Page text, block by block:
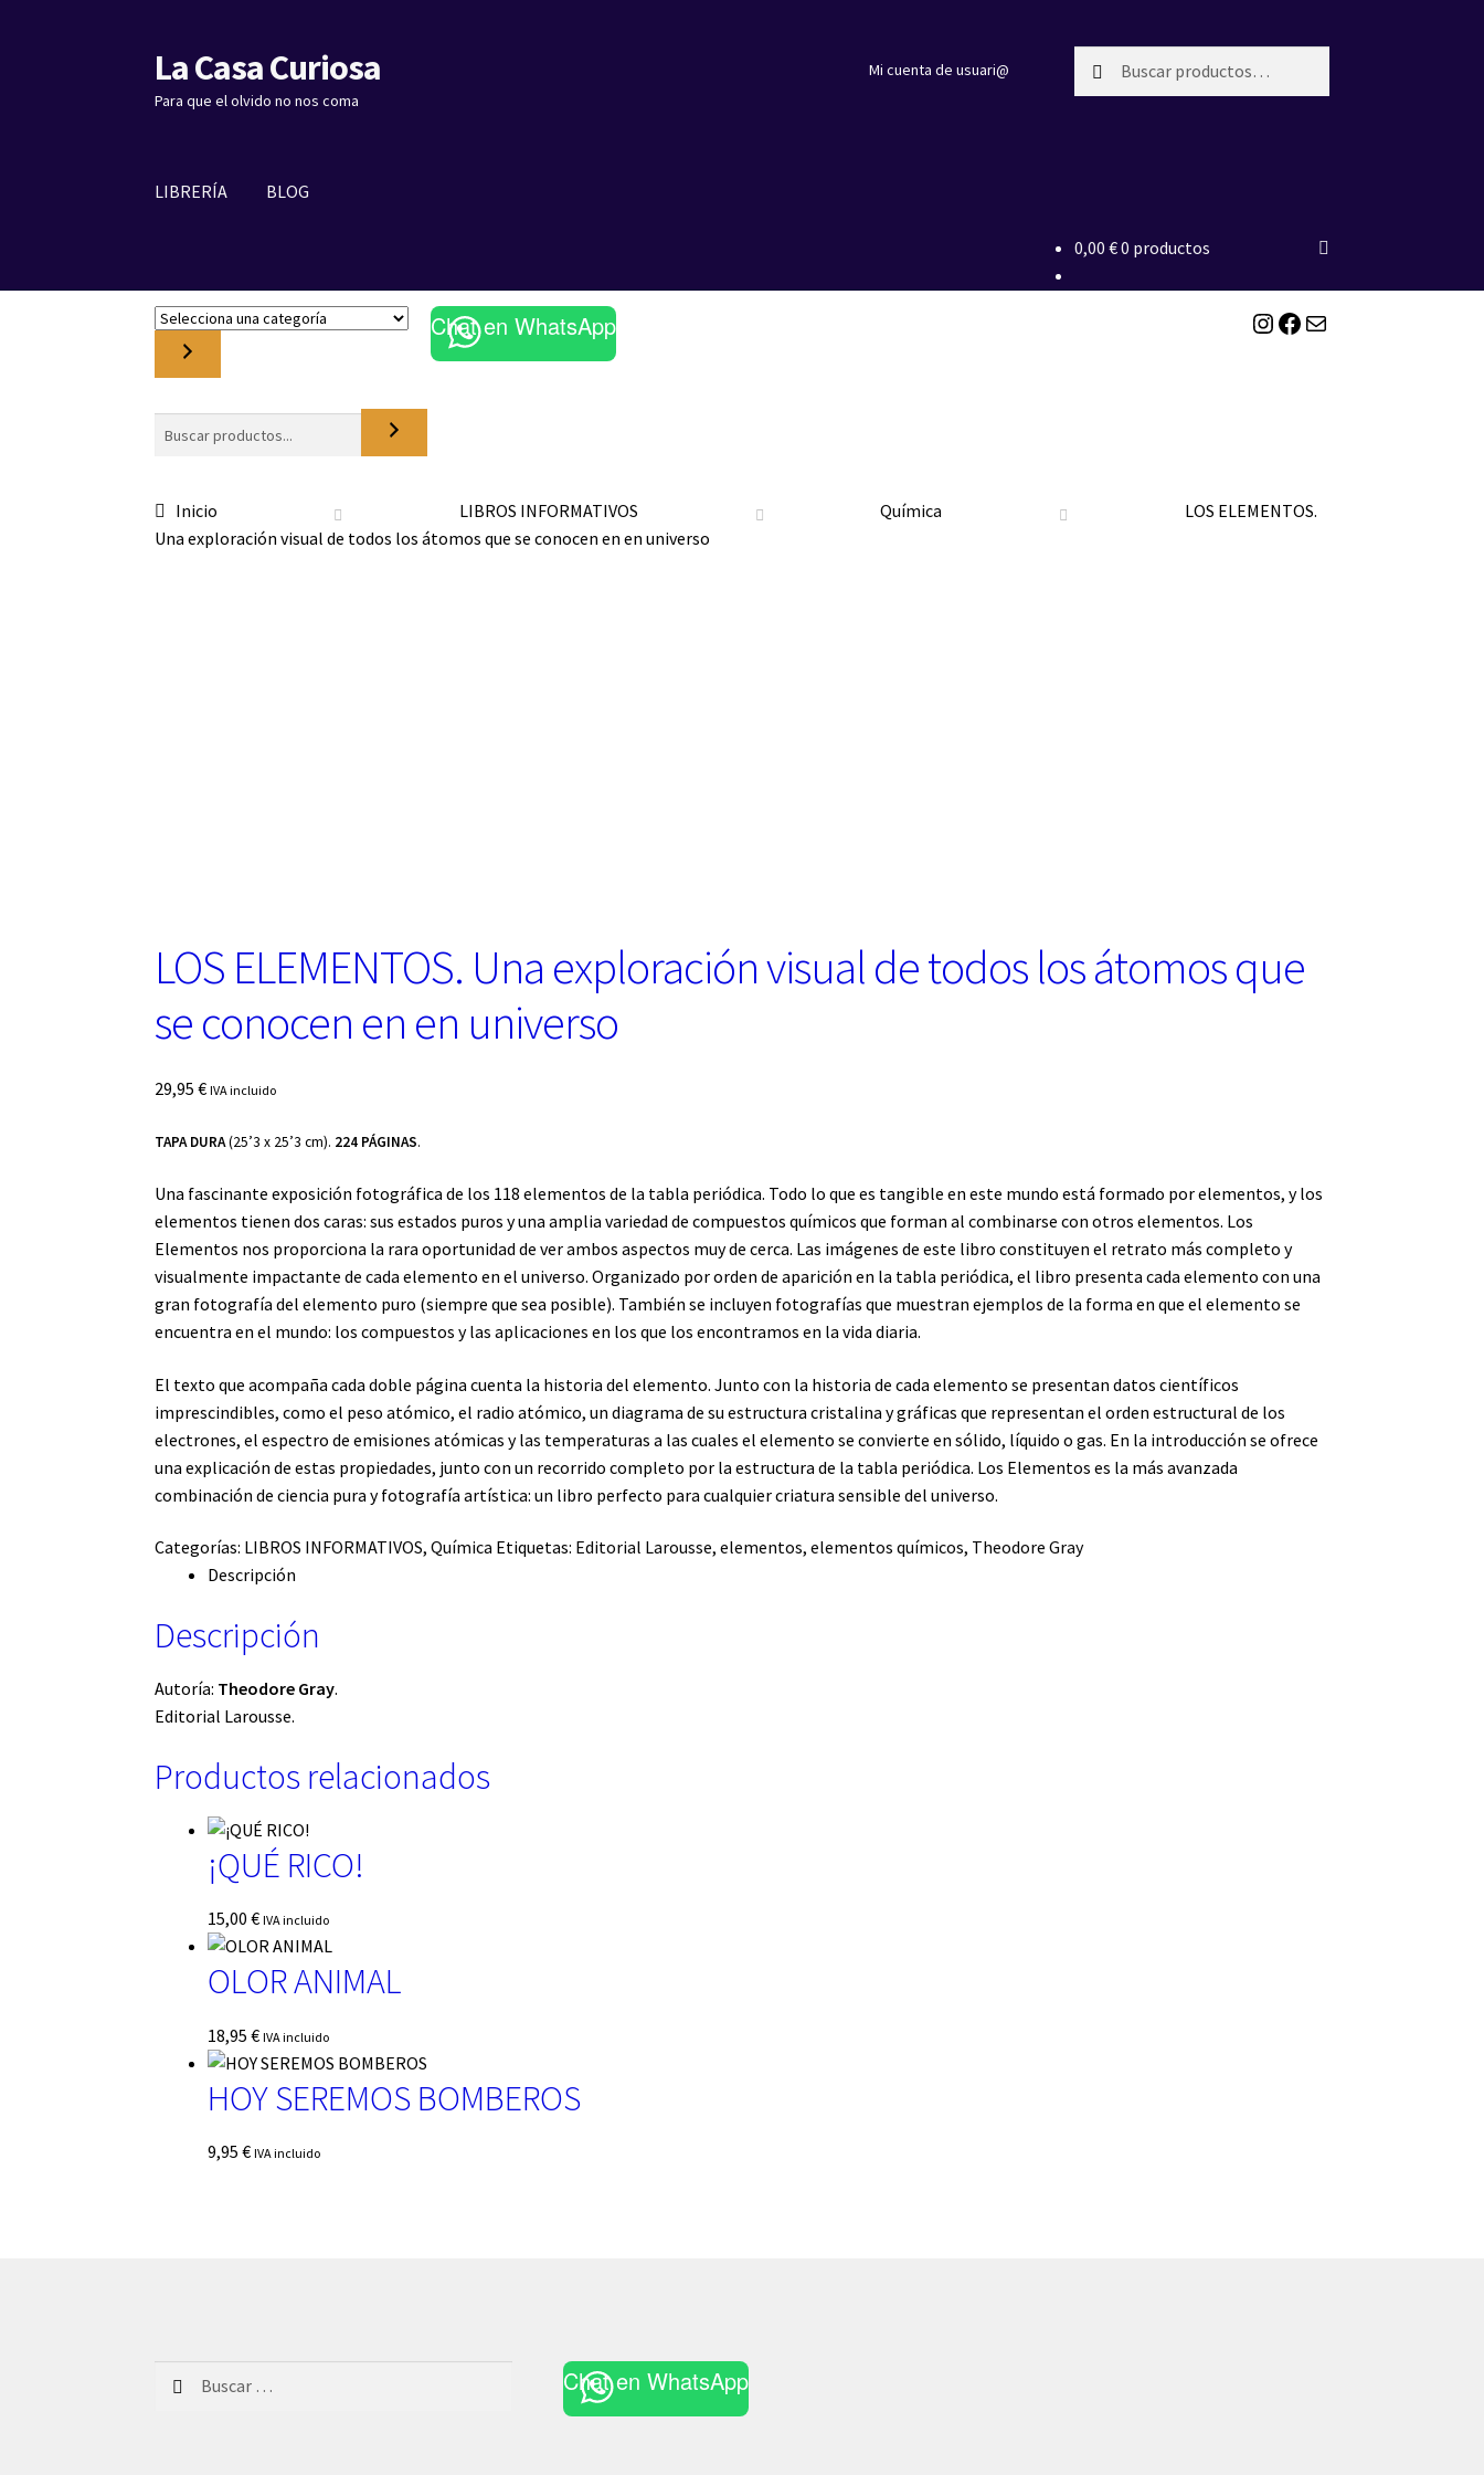
Ir
a
la
Ir
al
contenido
La Casa Curiosa
Para que el olvido no nos coma
Mi cuenta de usuari@
por:
LIBRERÍA BLOG
0,00 €0 productos
S
c
n
a
Chat en WhatsApp Instagram Facebook Correo electrónico
Buscar
Inicio LIBROS INFORMATIVOS Química
LOS ELEMENTOS.
Una exploración visual de todos los átomos que se conocen en en universo
LOS ELEMENTOS. Una exploración visual de todos los átomos que
se conocen en en universo
29,95€ IVA incluido
TAPA DURA(25’3 x 25’3 cm). 224 PÁGINAS.
Una fascinante exposición fotográfica de los 118 elementos de la tabla periódica. Todo lo que es tangible en este mundo está formado por elementos, y los
elementos tienen dos caras: sus estados puros y una amplia variedad de compuestos químicos que forman al combinarse con otros elementos. Los
Elementos nos proporciona la rara oportunidad de ver ambos aspectos muy de cerca. Las imágenes de este libro constituyen el retrato más completo y
visualmente impactante de cada elemento en el universo. Organizado por orden de aparición en la tabla periódica, el libro presenta cada elemento con una
gran fotografía del elemento puro (siempre que sea posible). También se incluyen fotografías que muestran ejemplos de la forma en que el elemento se
encuentra en el mundo: los compuestos y las aplicaciones en los que los encontramos en la vida diaria.
El texto que acompaña cada doble página cuenta la historia del elemento. Junto con la historia de cada elemento se presentan datos científicos
imprescindibles, como el peso atómico, el radio atómico, un diagrama de su estructura cristalina y gráficas que representan el orden estructural de los
electrones, el espectro de emisiones atómicas y las temperaturas a las cuales el elemento se convierte en sólido, líquido o gas. En la introducción se ofrece
una explicación de estas propiedades, junto con un recorrido completo por la estructura de la tabla periódica. Los Elementos es la más avanzada
combinación de ciencia pura y fotografía artística: un libro perfecto para cualquier criatura sensible del universo.
Categorías: LIBROS INFORMATIVOS,Química Etiquetas: Editorial Larousse,elementos,elementos químicos, Theodore Gray
Descripción
Descripción
Autoría: Theodore Gray.
Editorial Larousse.
Productos relacionados
¡QUÉ RICO!
15,00€ IVA incluido
OLOR ANIMAL
18,95€ IVA incluido
HOY SEREMOS BOMBEROS
9,95€ IVA incluido
Chat en WhatsApp